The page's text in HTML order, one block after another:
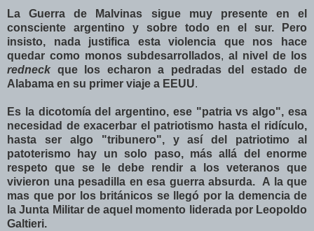
La Guerra de Malvinas sigue muy presente en el
consciente argentino y sobre todo en el sur. Pero
insisto, nada justifica esta violencia que nos hace
quedar como monos subdesarrollados, al nivel de los
redneck que los echaron a pedradas del estado de
Alabama en su primer viaje a EEUU.
Es la dicotomía del argentino, ese "patria vs algo", esa
necesidad de exacerbar el patriotismo hasta el ridículo,
hasta ser algo "tribunero", y así del patriotimo al
patoterismo hay un solo paso, más allá del enorme
respeto que se le debe rendir a los veteranos que
vivieron una pesadilla en esa guerra absurda. A la que
mas que por los británicos se llegó por la demencia de
la Junta Militar de aquel momento liderada por Leopoldo
Galtieri.